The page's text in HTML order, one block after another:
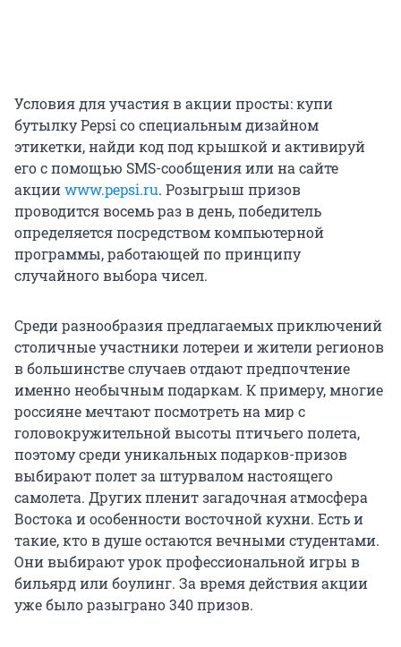
Условия для участия в акции просты: купи
бутылку Pepsi со специальным дизайном
этикетки, найди код под крышкой и активируй
его с помощью SMS-сообщения или на сайте
акцииwww.pepsi.ru. Розыгрыш призов
проводится восемь раз в день, победитель
определяется посредством компьютерной
программы, работающей по принципу
случайного выбора чисел.
Среди разнообразия предлагаемых приключений
столичные участники лотереи и жители регионов
в большинстве случаев отдают предпочтение
именно необычным подаркам. К примеру, многие
россияне мечтают посмотреть на мир с
головокружительной высоты птичьего полета,
поэтому среди уникальных подарков-призов
выбирают полет за штурвалом настоящего
самолета. Других пленит загадочная атмосфера
Востока и особенности восточной кухни. Есть и
такие, кто в душе остаются вечными студентами.
Они выбирают урок профессиональной игры в
бильярд или боулинг. За время действия акции
уже было разыграно 340 призов.